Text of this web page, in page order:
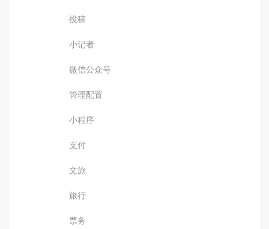
投稿
小记者
微信公众号
管理配置
小程序
支付
文旅
旅行
票务